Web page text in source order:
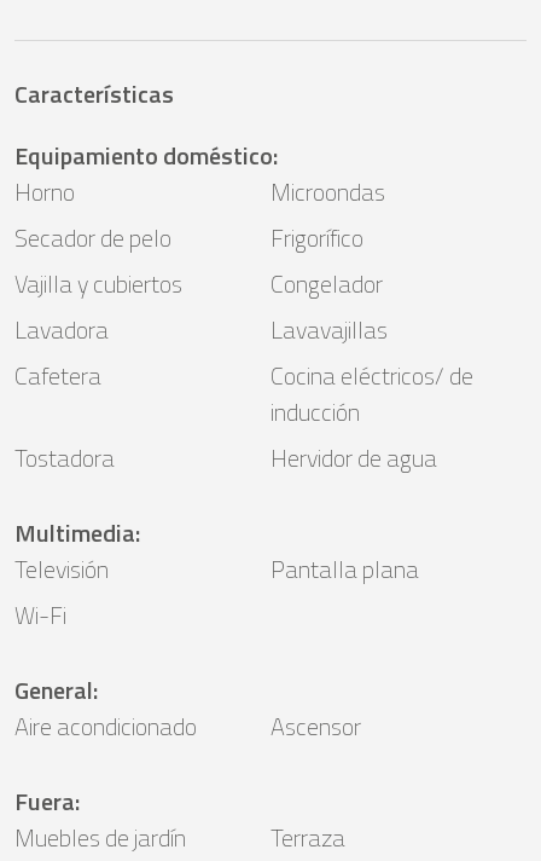
Características
Equipamiento doméstico:
Horno
Microondas
Secador de pelo
Frigorífico
Vajilla y cubiertos
Congelador
Lavadora
Lavavajillas
Cafetera
Cocina eléctricos/ de
inducción
Tostadora
Hervidor de agua
Multimedia:
Televisión
Pantalla plana
Wi-Fi
General:
Aire acondicionado
Ascensor
Fuera:
Muebles de jardín
Terraza